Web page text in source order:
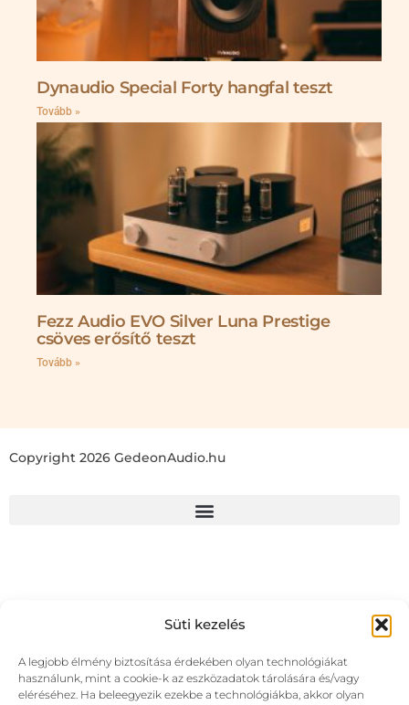
Süti kezelés
A legjobb élmény biztosítása érdekében olyan technológiákat
használunk, mint a cookie-k az eszközadatok tárolására és/vagy
eléréséhez. Ha beleegyezik ezekbe a technológiákba, akkor olyan
Dynaudio Special Forty hangfal teszt
Tovább »
Fezz Audio EVO Silver Luna Prestige
csöves erősítő teszt
Tovább »
Copyright 2026 GedeonAudio.hu